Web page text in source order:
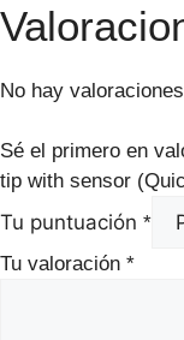
No hay
Sé el primero en
tip with sensor
Tu puntuación *
Tu valoración *